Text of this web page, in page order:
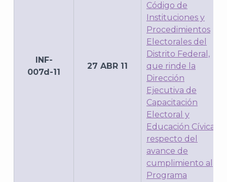
INF-
007d-11
27 ABR 11
Código de
Instituciones y
Procedimientos
Electorales del
Distrito Federal,
que rinde la
Dirección
Ejecutiva de
Capacitación
Electoral y
Educación Cívica,
respecto del
avance de
cumplimiento al
Programa